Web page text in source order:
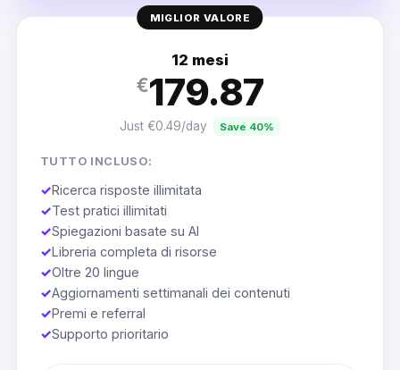
MIGLIOR VALORE
12 mesi
€179.87
Just €0.49/day Save 40%
TUTTO INCLUSO:
✓Ricerca risposte illimitata
✓Test pratici illimitati
✓Spiegazioni basate su AI
✓Libreria completa di risorse
✓Oltre 20 lingue
✓Aggiornamenti settimanali dei contenuti
✓Premi e referral
✓Supporto prioritario